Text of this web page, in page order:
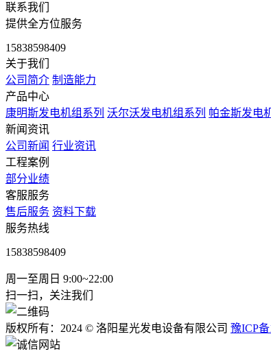
联系我们
提供全方位服务
15838598409
关于我们
公司简介 制造能力
产品中心
康明斯发电机组系列 沃尔沃发电机组系列 帕金斯发电
新闻资讯
公司新闻 行业资讯
工程案例
部分业绩
客服服务
售后服务 资料下载
服务热线
15838598409
周一至周日 9:00~22:00
扫一扫，关注我们
版权所有：2024 © 洛阳星光发电设备有限公司 豫ICP备